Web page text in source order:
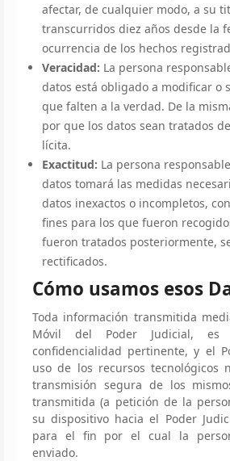
afectar, de cualquier modo, a su
transcurridos diez años desde la
ocurrencia de los hechos
Veracidad: La persona
datos está obligado a modificar o
que falten a la verdad. De la
por que los datos sean tratados
lícita.
Exactitud: La persona
datos tomará las medidas
datos inexactos o incompletos,
fines para los que fueron
fueron tratados posteriormente,
rectificados.
Cómo usamos esos
Toda información transmitida
Móvil del Poder Judicial,
confidencialidad pertinente, y el
uso de los recursos tecnológicos
transmisión segura de los
transmitida (a petición de la
su dispositivo hacia el Poder
para el fin por el cual la
enviado.